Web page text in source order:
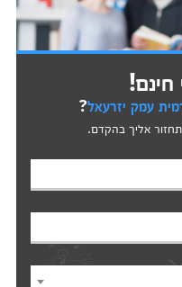
חינם!
עמק יזרעאל?
תחזור אליך בהקדם.